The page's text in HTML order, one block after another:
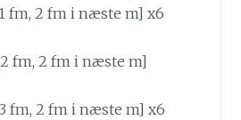
fm, 2 fm i næste m] x6
fm, 2 fm i næste m]
fm, 2 fm i næste m] x6